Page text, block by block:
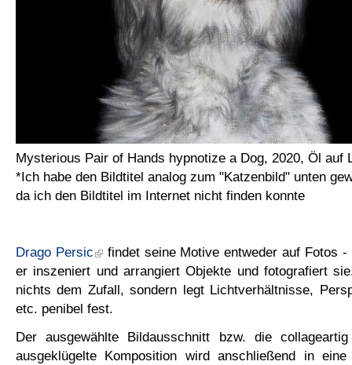
Mysterious Pair of Hands hypnotize a Dog, 2020, Öl auf
*Ich habe den Bildtitel analog zum "Katzenbild" unten
da ich den Bildtitel im Internet nicht finden konnte
Drago Persic
findet seine Motive entweder auf Fotos -
er inszeniert und arrangiert Objekte und fotografiert
nichts dem Zufall, sondern legt Lichtverhältnisse,
etc. penibel fest.
Der ausgewählte Bildausschnitt bzw. die collageartig
ausgeklügelte Komposition wird anschließend in